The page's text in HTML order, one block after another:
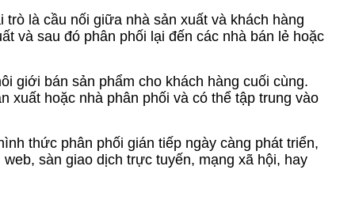
là cầu nối giữa nhà sản xuất và khách hàng
và sau đó phân phối lại đến các nhà bán lẻ hoặc
giới bán sản phẩm cho khách hàng cuối cùng.
xuất hoặc nhà phân phối và có thể tập trung vào
thức phân phối gián tiếp ngày càng phát triển,
sàn giao dịch trực tuyến, mạng xã hội, hay